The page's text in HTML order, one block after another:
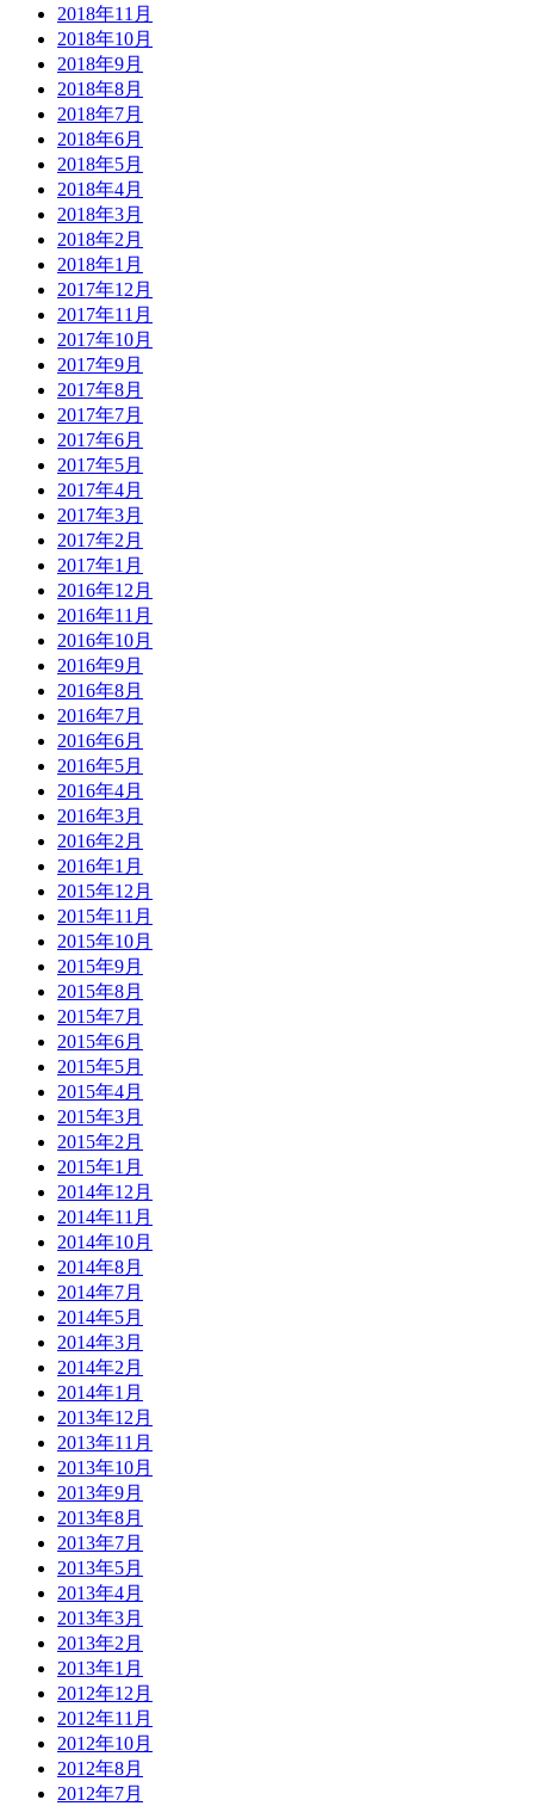
2018年11月
2018年10月
2018年9月
2018年8月
2018年7月
2018年6月
2018年5月
2018年4月
2018年3月
2018年2月
2018年1月
2017年12月
2017年11月
2017年10月
2017年9月
2017年8月
2017年7月
2017年6月
2017年5月
2017年4月
2017年3月
2017年2月
2017年1月
2016年12月
2016年11月
2016年10月
2016年9月
2016年8月
2016年7月
2016年6月
2016年5月
2016年4月
2016年3月
2016年2月
2016年1月
2015年12月
2015年11月
2015年10月
2015年9月
2015年8月
2015年7月
2015年6月
2015年5月
2015年4月
2015年3月
2015年2月
2015年1月
2014年12月
2014年11月
2014年10月
2014年8月
2014年7月
2014年5月
2014年3月
2014年2月
2014年1月
2013年12月
2013年11月
2013年10月
2013年9月
2013年8月
2013年7月
2013年5月
2013年4月
2013年3月
2013年2月
2013年1月
2012年12月
2012年11月
2012年10月
2012年8月
2012年7月